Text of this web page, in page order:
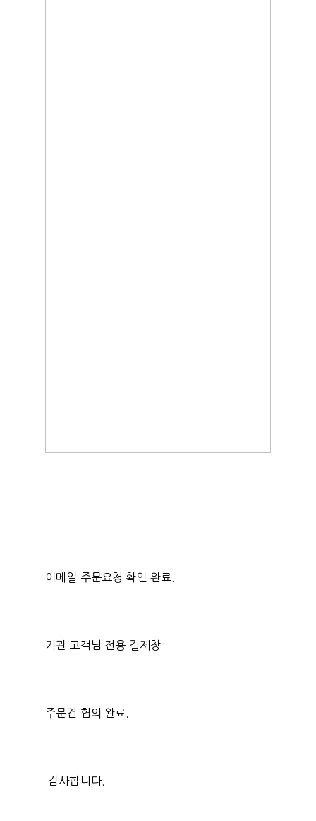
----------------------------------
이메일 주문요청 확인 완료.
기관 고객님 전용 결제창
주문건 협의 완료.
감사합니다.